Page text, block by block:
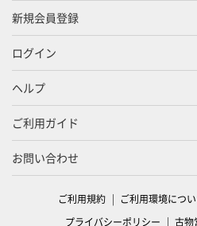
新規会員登録
ログイン
ヘルプ
ご利用ガイド
お問い合わせ
ご利用規約 ご利用環境につ
プライバシーポリシー
古物